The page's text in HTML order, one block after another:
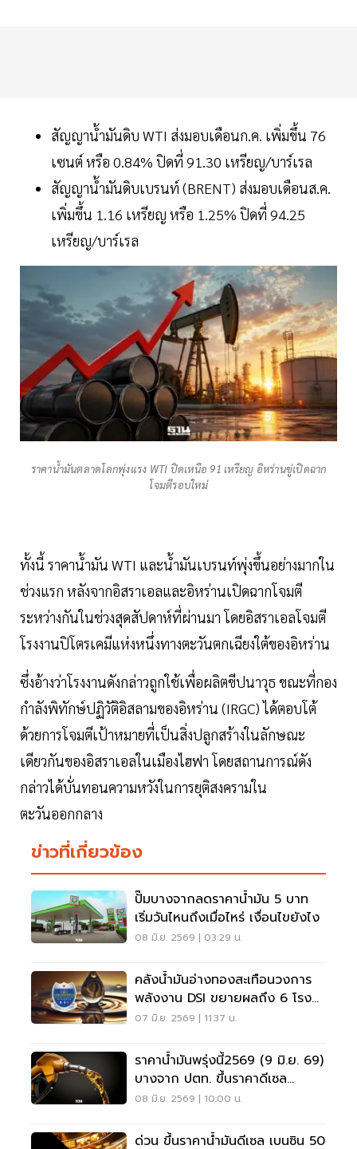
สัญญาน้ำมันดิบ WTI ส่งมอบเดือนก.ค. เพิ่มขึ้น 76
เซนต์ หรือ 0.84% ปิดที่ 91.30 เหรียญ/บาร์เรล
สัญญาน้ำมันดิบเบรนท์ (BRENT) ส่งมอบเดือนส.ค.
เพิ่มขึ้น 1.16 เหรียญ หรือ 1.25% ปิดที่ 94.25
เหรียญ/บาร์เรล
ราคาน้ำมันตลาดโลกพุ่งแรง WTI ปิดเหนือ 91 เหรียญ อิหร่านขู่เปิดฉาก
โจมตีรอบใหม่
ทั้งนี้ ราคาน้ำมัน WTI และน้ำมันเบรนท์พุ่งขึ้นอย่างมากใน
ช่วงแรก หลังจากอิสราเอลและอิหร่านเปิดฉากโจมตี
ระหว่างกันในช่วงสุดสัปดาห์ที่ผ่านมา โดยอิสราเอลโจมตี
โรงงานปิโตรเคมีแห่งหนึ่งทางตะวันตกเฉียงใต้ของอิหร่าน
ซึ่งอ้างว่าโรงงานดังกล่าวถูกใช้เพื่อผลิตขีปนาวุธ ขณะที่กอง
กำลังพิทักษ์ปฏิวัติอิสลามของอิหร่าน (IRGC) ได้ตอบโต้
ด้วยการโจมตีเป้าหมายที่เป็นสิ่งปลูกสร้างในลักษณะ
เดียวกันของอิสราเอลในเมืองไฮฟา โดยสถานการณ์ดัง
กล่าวได้บั่นทอนความหวังในการยุติสงครามใน
ตะวันออกกลาง
ข่าวที่เกี่ยวข้อง
ปั๊มบางจากลดราคาน้ำมัน 5 บาท
เริ่มวันไหนถึงเมื่อไหร่ เงื่อนไขยังไง
08 มิ.ย. 2569 | 03:29 น.
คลังน้ำมันอ่างทองสะเทือนวงการ
พลังงาน DSI ขยายผลถึง 6 โรง
กลั่นใหญ่
07 มิ.ย. 2569 | 11:37 น.
ราคาน้ำมันพรุ่งนี้2569 (9 มิ.ย. 69)
บางจาก ปตท. ขึ้นราคาดีเซล
เบนซิน 50 สตางค์
08 มิ.ย. 2569 | 10:00 น.
ด่วน ขึ้นราคาน้ำมันดีเซล เบนซิน 50